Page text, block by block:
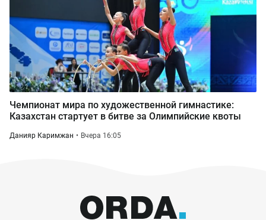
Чемпионат мира по художественной гимнастике:
Казахстан стартует в битве за Олимпийские квоты
Данияр Каримжан Вчера 16:05